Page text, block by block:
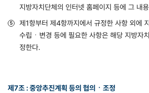
지방자치단체의 인터넷 홈페이지 등에 그 내
제1항부터 제4항까지에서 규정한 사항 외에
수립ㆍ변경 등에 필요한 사항은 해당 지방자
정한다.
제7조 : 중앙추진계획 등의 협의ㆍ조정